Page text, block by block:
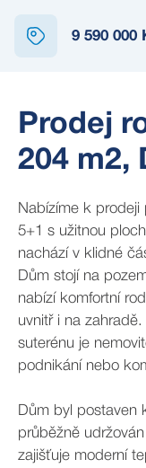
9 590 000
Prodej
204 m2,
Nabízíme k prodeji
5+1 s užitnou
nachází v klidné
Dům stojí na
nabízí komfortní
uvnitř i na
suterénu je
podnikání nebo
Dům byl postaven
průběžně
zajišťuje moderní